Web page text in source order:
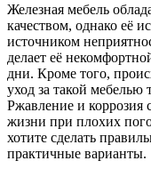
Железная мебель
качеством, однако её
источником
делает её
дни. Кроме того,
уход за такой мебелью
Ржавление и коррозия
жизни при плохих
хотите сделать
практичные варианты.